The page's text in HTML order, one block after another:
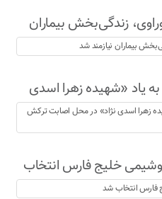
زندگی‌بخش بیماران
یاد «شهیده زهرا اسدی
موشک‌های آمریکای
خلیج فارس انتخاب